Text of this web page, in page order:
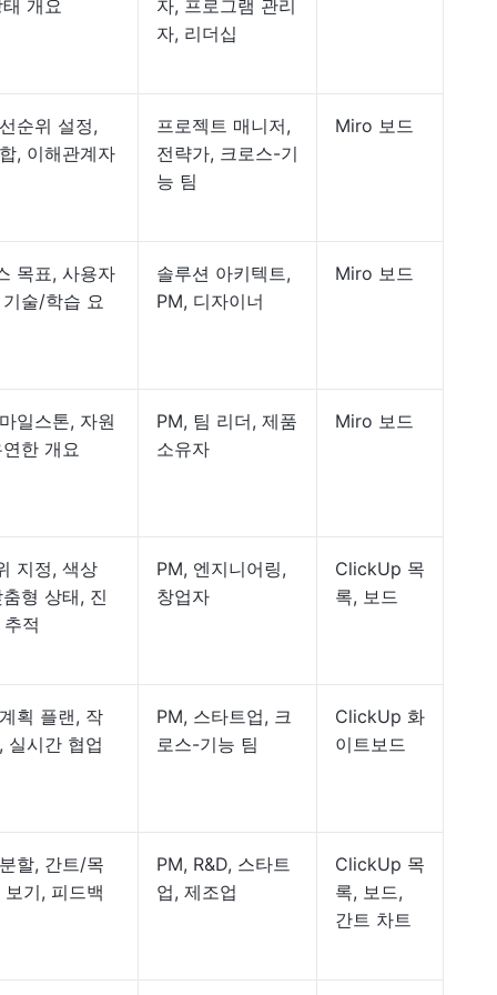
개요
자, 프로그램 관리
자, 리더십
순위 설정,
, 이해관계자
프로젝트 매니저,
전략가, 크로스-기
능 팀
Miro 보드
목표, 사용자
술/학습 요
솔루션 아키텍트,
PM, 디자이너
Miro 보드
일스톤, 자원
한 개요
PM, 팀 리더, 제품
소유자
Miro 보드
지정, 색상
형 상태, 진
적
PM, 엔지니어링,
창업자
ClickUp 목
록, 보드
획 플랜, 작
실시간 협업
PM, 스타트업, 크
로스-기능 팀
ClickUp 화
이트보드
할, 간트/목
기, 피드백
PM, R&D, 스타트
업, 제조업
ClickUp 목
록, 보드,
간트 차트